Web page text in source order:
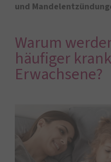
und
Warum
häufiger
Erwachsene?